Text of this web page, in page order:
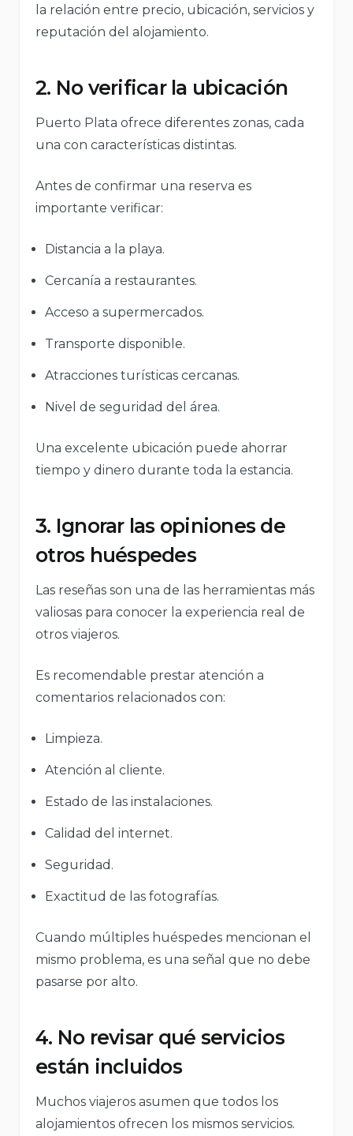
la relación entre precio, ubicación, servicios y
reputación del alojamiento.
2. No verificar la ubicación
Puerto Plata ofrece diferentes zonas, cada
una con características distintas.
Antes de confirmar una reserva es
importante verificar:
Distancia a la playa.
Cercanía a restaurantes.
Acceso a supermercados.
Transporte disponible.
Atracciones turísticas cercanas.
Nivel de seguridad del área.
Una excelente ubicación puede ahorrar
tiempo y dinero durante toda la estancia.
3. Ignorar las opiniones de
otros huéspedes
Las reseñas son una de las herramientas más
valiosas para conocer la experiencia real de
otros viajeros.
Es recomendable prestar atención a
comentarios relacionados con:
Limpieza.
Atención al cliente.
Estado de las instalaciones.
Calidad del internet.
Seguridad.
Exactitud de las fotografías.
Cuando múltiples huéspedes mencionan el
mismo problema, es una señal que no debe
pasarse por alto.
4. No revisar qué servicios
están incluidos
Muchos viajeros asumen que todos los
alojamientos ofrecen los mismos servicios.